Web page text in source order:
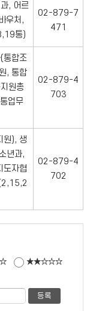
, 어르
우처,
통)
02-879-7
471
통합조
, 통합
원총
업무
02-879-4
703
원), 생
년과,
도자협
02-879-4
702
★★☆☆☆